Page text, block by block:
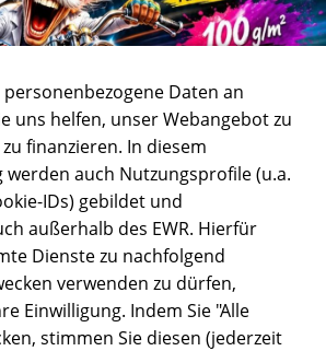
Daten an
uns helfen, unser Webangebot zu
finanzieren. In diesem
werden auch Nutzungsprofile (u.a.
IDs) gebildet und
außerhalb des EWR. Hierfür
Dienste zu nachfolgend
verwenden zu dürfen,
Einwilligung. Indem Sie "Alle
stimmen Sie diesen (jederzeit